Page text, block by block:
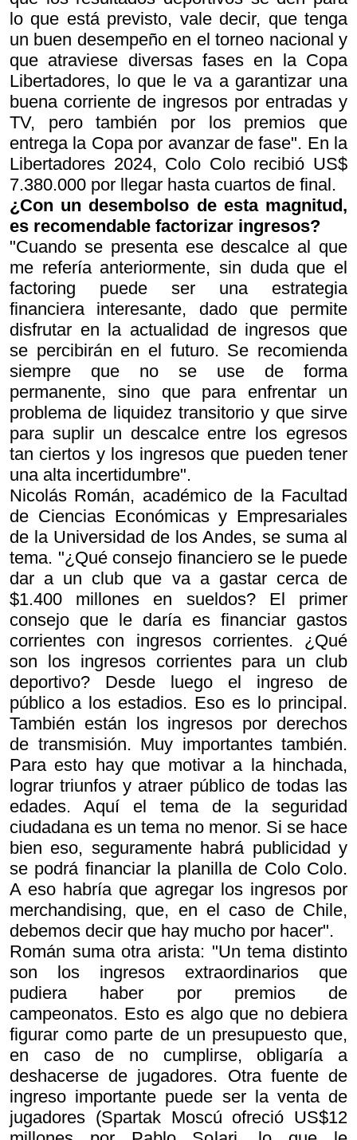
lo que está previsto, vale decir, que tenga
un buen desempeño en el torneo nacional y
que atraviese diversas fases en la Copa
Libertadores, lo que le va a garantizar una
buena corriente de ingresos por entradas y
TV, pero también por los premios que
entrega la Copa por avanzar de fase". En la
Libertadores 2024, Colo Colo recibió US$
7.380.000 por llegar hasta cuartos de final.
¿Con un desembolso de esta magnitud,
es recomendable factorizar ingresos?
"Cuando se presenta ese descalce al que
me refería anteriormente, sin duda que el
factoring puede ser una estrategia
financiera interesante, dado que permite
disfrutar en la actualidad de ingresos que
se percibirán en el futuro. Se recomienda
siempre que no se use de forma
permanente, sino que para enfrentar un
problema de liquidez transitorio y que sirve
para suplir un descalce entre los egresos
tan ciertos y los ingresos que pueden tener
una alta incertidumbre".
Nicolás Román, académico de la Facultad
de Ciencias Económicas y Empresariales
de la Universidad de los Andes, se suma al
tema. "¿Qué consejo financiero se le puede
dar a un club que va a gastar cerca de
$1.400 millones en sueldos? El primer
consejo que le daría es financiar gastos
corrientes con ingresos corrientes. ¿Qué
son los ingresos corrientes para un club
deportivo? Desde luego el ingreso de
público a los estadios. Eso es lo principal.
También están los ingresos por derechos
de transmisión. Muy importantes también.
Para esto hay que motivar a la hinchada,
lograr triunfos y atraer público de todas las
edades. Aquí el tema de la seguridad
ciudadana es un tema no menor. Si se hace
bien eso, seguramente habrá publicidad y
se podrá financiar la planilla de Colo Colo.
A eso habría que agregar los ingresos por
merchandising, que, en el caso de Chile,
debemos decir que hay mucho por hacer".
Román suma otra arista: "Un tema distinto
son los ingresos extraordinarios que
pudiera haber por premios de
campeonatos. Esto es algo que no debiera
figurar como parte de un presupuesto que,
en caso de no cumplirse, obligaría a
deshacerse de jugadores. Otra fuente de
ingreso importante puede ser la venta de
jugadores (Spartak Moscú ofreció US$12